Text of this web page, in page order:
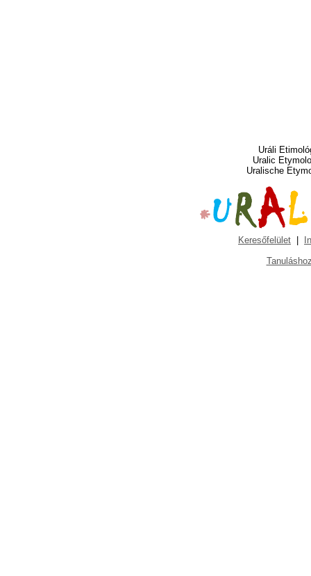
Uráli
Uralic
Uralische
Keresőfelület